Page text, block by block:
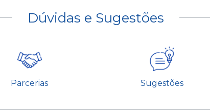
Dúvidas e Sugestões
Parcerias Sugestões